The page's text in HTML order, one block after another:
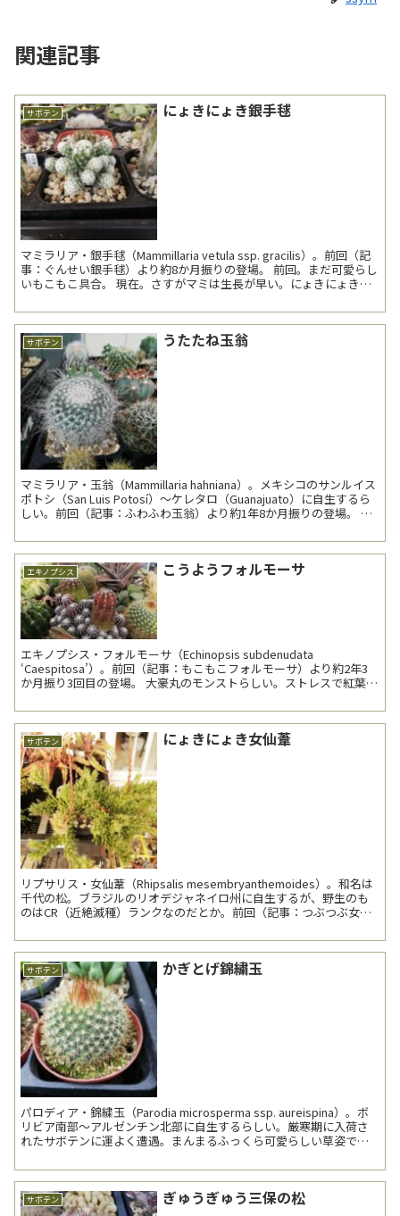
関連記事
サボテン にょきにょき銀手毬
マミラリア・銀手毬（Mammillaria vetula ssp. gracilis）。前回（記
事：ぐんせい銀手毬）より約8か月振りの登場。 前回。まだ可愛らし
いもこもこ具合。 現在。さすがマミは生長が早い。にょきにょきと
サボテン うたたね玉翁
マミラリア・玉翁（Mammillaria hahniana）。メキシコのサンルイス
ポトシ（San Luis Potosí）～ケレタロ（Guanajuato）に自生するら
しい。前回（記事：ふわふわ玉翁）より約1年8か月振りの登場。 日
エキノプシス こうようフォルモーサ
エキノプシス・フォルモーサ（Echinopsis subdenudata
‘Caespitosa’）。前回（記事：もこもこフォルモーサ）より約2年3
か月振り3回目の登場。 大豪丸のモンストらしい。ストレスで紅葉し
サボテン にょきにょき女仙葦
リプサリス・女仙葦（Rhipsalis mesembryanthemoides）。和名は
千代の松。ブラジルのリオデジャネイロ州に自生するが、野生のも
のはCR（近絶滅種）ランクなのだとか。前回（記事：つぶつぶ女仙
サボテン かぎとげ錦繍玉
パロディア・錦繍玉（Parodia microsperma ssp. aureispina）。ボ
リビア南部～アルゼンチン北部に自生するらしい。厳寒期に入荷さ
れたサボテンに運よく遭遇。まんまるふっくら可愛らしい草姿であ
サボテン ぎゅうぎゅう三保の松